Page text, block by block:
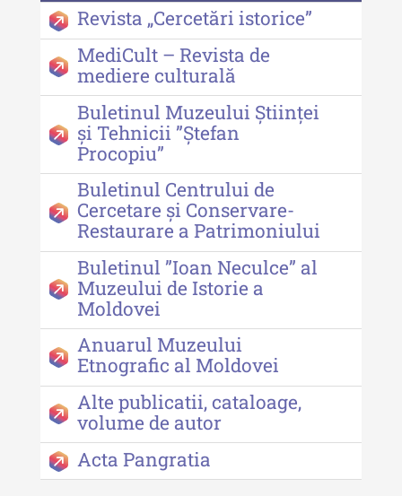
Revista "Cercetări istorice" - XLIV
- 2025
Revista "Cercetări istorice" - XLIII
- 2024
Revista "Cercetări istorice" - XLII -
2023
Indexul Complet
Buletinul ”Ioan Neculce” al Muzeului
de Istorie a Moldovei
Buletinul ”Ioan Neculce” al
Muzeului de Istorie a Moldovei -
XXIV / 2018
Buletinul ”Ioan Neculce” al
Muzeului de Istorie a Moldovei -
XXIII / 2017
Buletinul ”Ioan Neculce” al
Muzeului de Istorie a Moldovei -
XXII / 2016
Revista „Cercetări istorice”
MediCult – Revista de
mediere culturală
Buletinul Muzeului Științei
și Tehnicii ”Ștefan
Procopiu”
Buletinul Centrului de
Cercetare și Conservare-
Restaurare a Patrimoniului
Buletinul ”Ioan Neculce” al
Muzeului de Istorie a
Moldovei
Anuarul Muzeului
Etnografic al Moldovei
Alte publicatii, cataloage,
volume de autor
Acta Pangratia